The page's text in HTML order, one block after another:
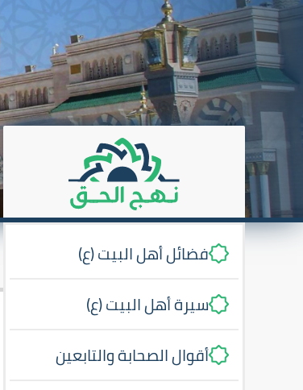
فضائل أهل البيت (ع)
سيرة أهل البيت (ع)
أقوال الصحابة والتابعين